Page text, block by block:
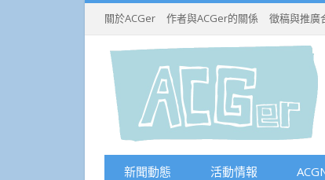
關於ACGer 作者與ACGer的關係 徵稿與推廣
新聞動態 活動情報